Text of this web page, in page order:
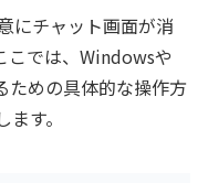
にチャット画面が消
こでは、Windowsや
ための具体的な操作方
す。